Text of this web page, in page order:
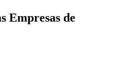
Empresas de